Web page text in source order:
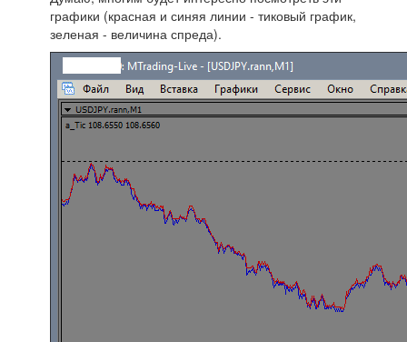
графики (красная и синяя линии - тиковый график,
зеленая - величина спреда).